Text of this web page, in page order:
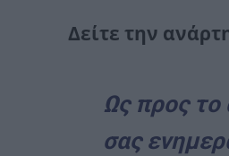
Δείτε την
Ως προς το
σας